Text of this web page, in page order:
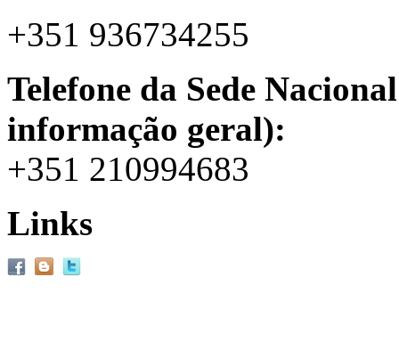
+351 936734255
Telefone da Sede
informação geral):
+351 210994683
Links